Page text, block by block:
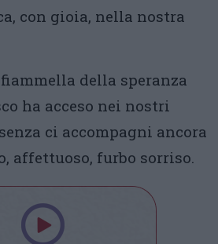
con gioia, nella nostra
della speranza
ha acceso nei nostri
ci accompagni ancora
affettuoso, furbo sorriso.